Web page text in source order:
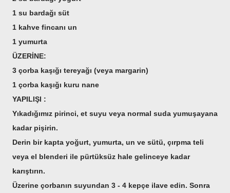
1 su bardağı süt
1 kahve fincanı un
1 yumurta
ÜZERİNE:
3 çorba kaşığı tereyağı (veya margarin)
1 çorba kaşığı kuru nane
YAPILIŞI :
Yıkadığımız pirinci, et suyu veya normal suda yumuşayana
kadar pişirin.
Derin bir kapta yoğurt, yumurta, un ve sütü, çırpma teli
veya el blenderi ile pürtüksüz hale gelinceye kadar
karıştırın.
Üzerine çorbanın suyundan 3 - 4 kepçe ilave edin. Sonra